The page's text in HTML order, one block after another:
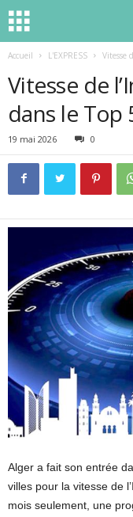
Accueil L'EXPRESS Vitesse
Vitesse de
dans le Top
19 mai 2026 0
Alger a fait son entrée
villes pour la vitesse de
mois seulement, une